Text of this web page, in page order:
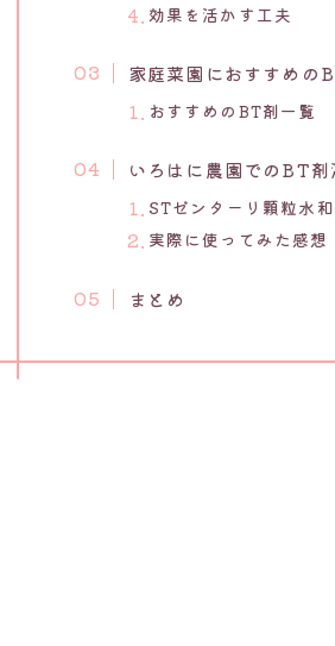
効果を活かす工夫
家庭菜園におすすめの
おすすめのBT剤一覧
いろはに農園でのBT
STゼンターリ顆粒水
実際に使ってみた感想
まとめ